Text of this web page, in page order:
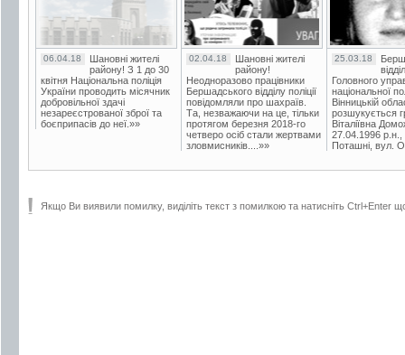
06.04.18
Шановні жителі
району! З 1 до 30
квітня Національна поліція
України проводить місячник
добровільної здачі
незареєстрованої зброї та
боєприпасів до неї.»»
02.04.18
Шановні жителі
району!
Неодноразово працівники
Бершадського відділу поліції
повідомляли про шахраїв.
Та, незважаючи на це, тільки
протягом березня 2018-го
четверо осіб стали жертвами
зловмисників....»»
25.03.18
Головного
національної
Вінницькій
розшукується
Віталіївна
27.04.1996 р.н.,
Поташні, вул.
Якщо Ви виявили помилку, виділіть текст з помилкою та натисніть Ctrl+Enter